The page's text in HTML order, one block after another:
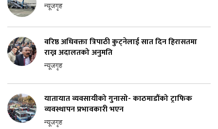
न्यूजगृह
वरिष्ठ अधिवक्ता त्रिपाठी कुट्नेलाई सात दिन हिरासतमा
राख्न अदालतको अनुमति
न्यूजगृह
यातायात व्यवसायीको गुनासो- काठमाडौंको ट्राफिक
व्यवस्थापन प्रभावकारी भएन
न्यूजगृह